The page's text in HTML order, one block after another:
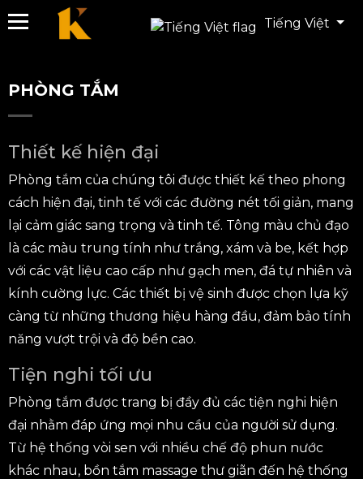
Tiếng Việt
PHÒNG TẮM
Thiết kế hiện đại
Phòng tắm của chúng tôi được thiết kế theo phong
cách hiện đại, tinh tế với các đường nét tối giản, mang
lại cảm giác sang trọng và tinh tế. Tông màu chủ đạo
là các màu trung tính như trắng, xám và be, kết hợp
với các vật liệu cao cấp như gạch men, đá tự nhiên và
kính cường lực. Các thiết bị vệ sinh được chọn lựa kỹ
càng từ những thương hiệu hàng đầu, đảm bảo tính
năng vượt trội và độ bền cao.
Tiện nghi tối ưu
Phòng tắm được trang bị đầy đủ các tiện nghi hiện
đại nhằm đáp ứng mọi nhu cầu của người sử dụng.
Từ hệ thống vòi sen với nhiều chế độ phun nước
khác nhau, bồn tắm massage thư giãn đến hệ thống